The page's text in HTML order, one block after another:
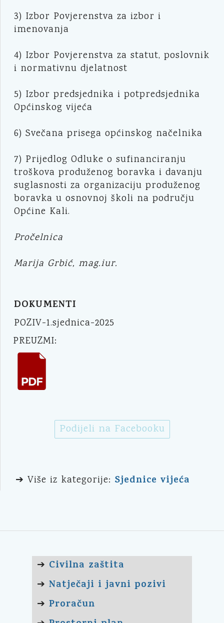
3) Izbor Povjerenstva za izbor i
imenovanja
4) Izbor Povjerenstva za statut, poslovnik
i normativnu djelatnost
5) Izbor predsjednika i potpredsjednika
Općinskog vijeća
6) Svečana prisega općinskog načelnika
7) Prijedlog Odluke o sufinanciranju
troškova produženog boravka i davanju
suglasnosti za organizaciju produženog
boravka u osnovnoj školi na području
Općine Kali.
Pročelnica
Marija Grbić, mag.iur.
DOKUMENTI
POZIV-1.sjednica-2025
PREUZMI:
Podijeli na Facebooku
➔ Više iz kategorije: Sjednice vijeća
➔ Civilna zaštita
➔ Natječaji i javni pozivi
➔ Proračun